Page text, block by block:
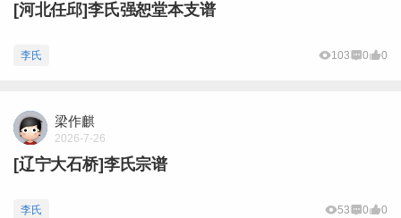
[河北任邱]李氏强恕堂本支谱
李氏 103 0 0
梁作麒
2026-7-26
[辽宁大石桥]李氏宗谱
李氏 53 0 0